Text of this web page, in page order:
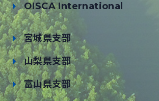
OISCA International
宮城県支部
山梨県支部
富山県支部